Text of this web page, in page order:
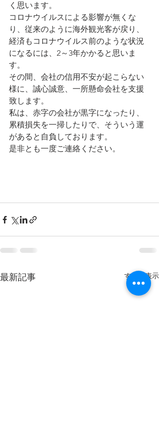
く思います。
コロナウイルスによる影響が無くな
り、従来のように海外観光客が戻り、
経済もコロナウイルス前のような状況
になるには、2～3年かかると思いま
す。
その間、会社の信用不安が起こらない
様に、誠心誠意、一所懸命会社を支援
致します。
私は、赤字の会社が黒字になったり、
累積損失を一掃したりで、そういう運
があると自負しております。
是非とも一度ご連絡ください。
最新記事 すべて表示